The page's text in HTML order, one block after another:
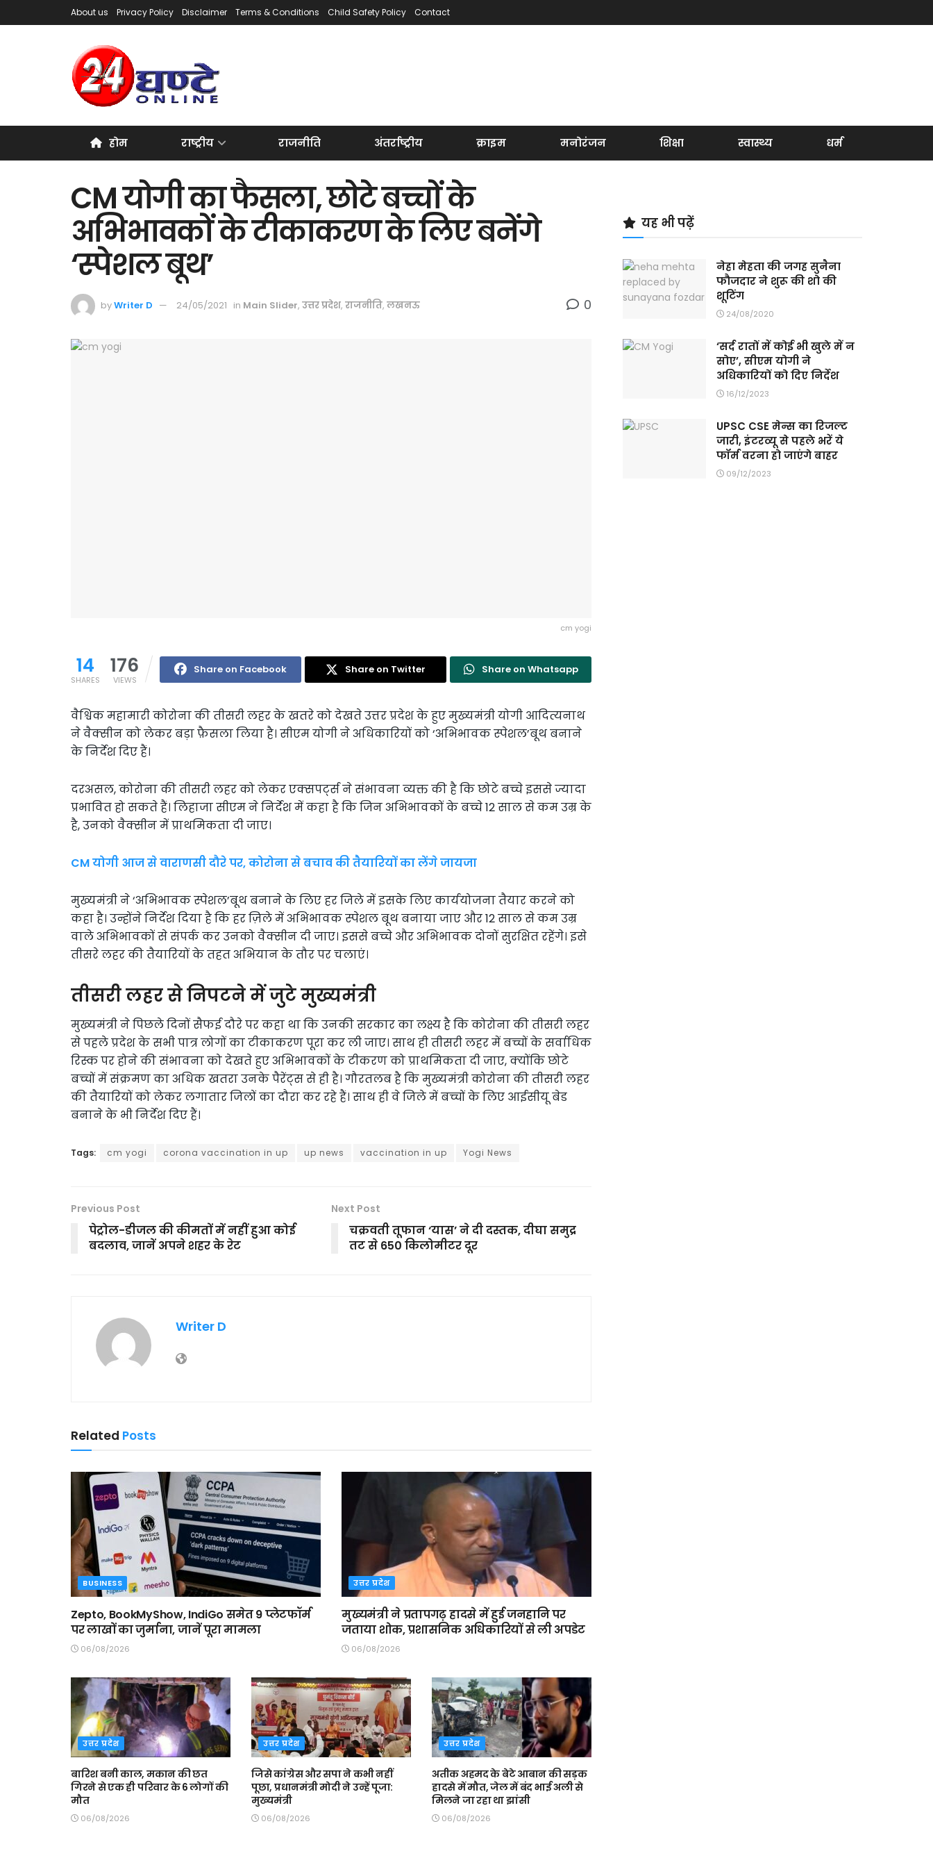
About us Privacy Policy Disclaimer Terms & Conditions Child Safety Policy Contact
होम राष्ट्रीय राजनीति अंतर्राष्ट्रीय क्राइम मनोरंजन शिक्षा स्वास्थ्य धर्म
CM योगी का फैसला, छोटे बच्चों के
अभिभावकों के टीकाकरण के लिए बनेंगे
‘स्पेशल बूथ’
byWriter D 24/05/2021 in Main Slider, उत्तर प्रदेश, राजनीति, लखनऊ 0
cm yogi
14
SHARES
176
VIEWS
Share on Facebook Share on Twitter Share on Whatsapp
वैश्विक महामारी कोरोना की तीसरी लहर के खतरे को देखते उत्तर प्रदेश के हुए मुख्यमंत्री योगी आदित्यनाथ
ने वैक्सीन को लेकर बड़ा फ़ैसला लिया है। सीएम योगी ने अधिकारियों को ‘अभिभावक स्पेशल’बूथ बनाने
के निर्देश दिए हैं।
दरअसल, कोरोना की तीसरी लहर को लेकर एक्सपर्ट्स ने संभावना व्यक्त की है कि छोटे बच्चे इससे ज्यादा
प्रभावित हो सकते हैं। लिहाजा सीएम ने निर्देश में कहा है कि जिन अभिभावकों के बच्चे 12 साल से कम उम्र के
है, उनको वैक्सीन में प्राथमिकता दी जाए।
CM योगी आज से वाराणसी दौरे पर, कोरोना से बचाव की तैयारियों का लेंगे जायजा
मुख्यमंत्री ने ‘अभिभावक स्पेशल’बूथ बनाने के लिए हर जिले में इसके लिए कार्ययोजना तैयार करने को
कहा है। उन्होंने निर्देश दिया है कि हर ज़िले में अभिभावक स्पेशल बूथ बनाया जाए और 12 साल से कम उम्र
वाले अभिभावकों से संपर्क कर उनको वैक्सीन दी जाए। इससे बच्चे और अभिभावक दोनों सुरक्षित रहेंगे। इसे
तीसरे लहर की तैयारियों के तहत अभियान के तौर पर चलाएं।
तीसरी लहर से निपटने में जुटे मुख्यमंत्री
मुख्यमंत्री ने पिछले दिनों सैफई दौरे पर कहा था कि उनकी सरकार का लक्ष्य है कि कोरोना की तीसरी लहर
से पहले प्रदेश के सभी पात्र लोगों का टीकाकरण पूरा कर ली जाए। साथ ही तीसरी लहर में बच्चों के सर्वाधिक
रिस्क पर होने की संभावना को देखते हुए अभिभावकों के टीकरण को प्राथमिकता दी जाए, क्योंकि छोटे
बच्चों में संक्रमण का अधिक खतरा उनके पैरेंट्स से ही है। गौरतलब है कि मुख्यमंत्री कोरोना की तीसरी लहर
की तैयारियों को लेकर लगातार जिलों का दौरा कर रहे हैं। साथ ही वे जिले में बच्चों के लिए आईसीयू बेड
बनाने के भी निर्देश दिए हैं।
Tags: cm yogi corona vaccination in up up news vaccination in up Yogi News
Previous Post
पेट्रोल-डीजल की कीमतों में नहीं हुआ कोई
बदलाव, जानें अपने शहर के रेट
Next Post
चक्रवती तूफान ‘यास’ ने दी दस्तक, दीघा समुद्र
तट से 650 किलोमीटर दूर
Writer D
Related Posts
BUSINESS
Zepto, BookMyShow, IndiGo समेत 9 प्लेटफॉर्म
पर लाखों का जुर्माना, जानें पूरा मामला
06/08/2026
उत्तर प्रदेश
मुख्यमंत्री ने प्रतापगढ़ हादसे में हुई जनहानि पर
जताया शोक, प्रशासनिक अधिकारियों से ली अपडेट
06/08/2026
उत्तर प्रदेश
बारिश बनी काल, मकान की छत
गिरने से एक ही परिवार के 6 लोगों की
मौत
06/08/2026
उत्तर प्रदेश
जिसे कांग्रेस और सपा ने कभी नहीं
पूछा, प्रधानमंत्री मोदी ने उन्हें पूजा:
मुख्यमंत्री
06/08/2026
उत्तर प्रदेश
अतीक अहमद के बेटे आबान की सड़क
हादसे में मौत, जेल में बंद भाई अली से
मिलने जा रहा था झांसी
06/08/2026
यह भी पढ़ें
नेहा मेहता की जगह सुनैना
फौजदार ने शुरू की शो की
शूटिंग
24/08/2020
‘सर्द रातों में कोई भी खुले में न
सोए’, सीएम योगी ने
अधिकारियों को दिए निर्देश
16/12/2023
UPSC CSE मेन्स का रिजल्ट
जारी, इंटरव्यू से पहले भरें ये
फॉर्म वरना हो जाएंगे बाहर
09/12/2023